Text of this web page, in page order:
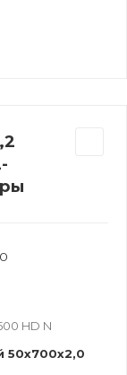
HD N
50х700х2,0